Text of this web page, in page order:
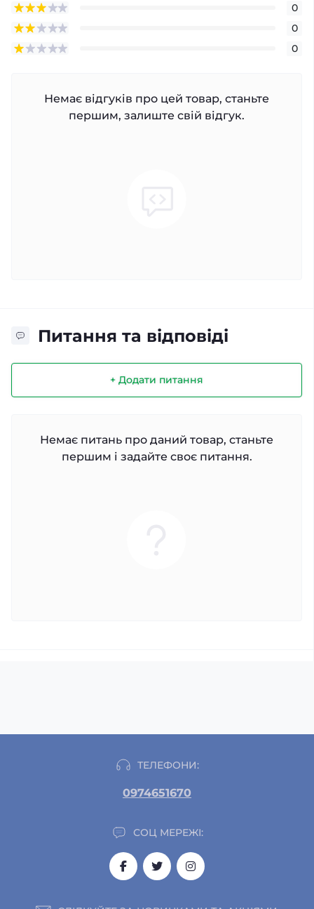
0
0
0
Немає відгуків про цей товар, станьте
першим, залиште свій відгук.
Питання та відповіді
+ Додати питання
Немає питань про даний товар, станьте
першим і задайте своє питання.
ТЕЛЕФОНИ:
0974651670
СОЦ МЕРЕЖІ: